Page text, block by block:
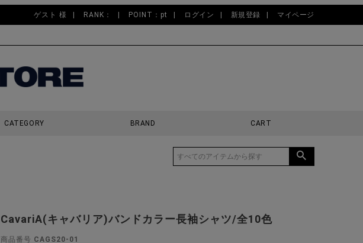
ゲスト 様 RANK： POINT：pt ログイン 新規登録 マイページ
CATEGORY BRAND CART
CavariA(キャバリア)バンドカラー長袖シャツ/全10色
商品番号 CAGS20-01